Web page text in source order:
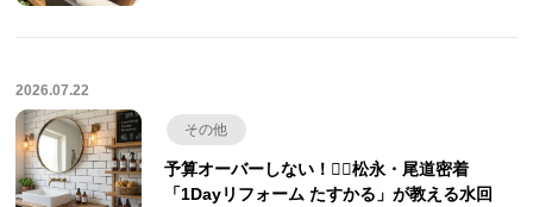
2026.07.22
その他
予算オーバーしない！🙅‍♀️松永・尾道密着
「1Dayリフォーム たすかる」が教える水回